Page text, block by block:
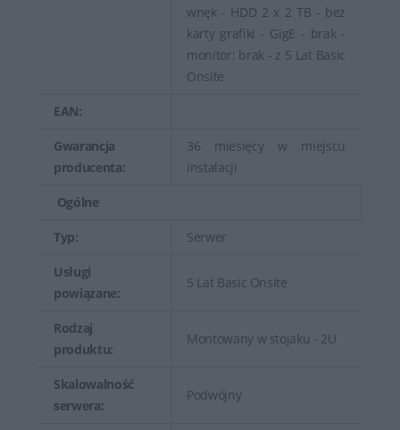
Zrównoważona wydajność, pamięć oraz funkcje we/wy
niewielkiego, dwuprocesorowego serwera Dell
umożliwiają zintegrowanie i uproszczenie zarządzania
wirtualizacją, cyklem eksploatacji oraz danymi.
Wydajne zarządzanie systemami
inteligentnej, opartej na sprzęcie funkcji administracji
wnęk - HDD 2 x 2 TB - bez
karty grafiki - GigE - brak -
monitor: brak - z 5 Lat Basic
Onsite
EAN:
Gwarancja
producenta:
36 miesięcy w miejscu
instalacji
Ogólne
Typ: Serwer
Usługi
powiązane:
5 Lat Basic Onsite
Rodzaj
produktu:
Montowany w stojaku - 2U
Skalowalność
serwera:
Podwójny